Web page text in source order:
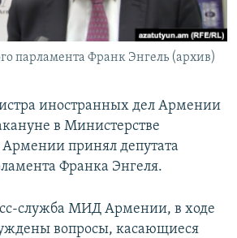
Азатутюн
парламента Франк Энгель (архив)
иностранных дел Армении
в Министерстве
принял депутата
Франка Энгеля.
служба МИД Армении, в ходе
вопросы, касающиеся